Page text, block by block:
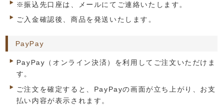
※振込先口座は、メールにてご連絡いたします。
ご入金確認後、商品を発送いたします。
PayPay
PayPay（オンライン決済）を利用してご注文いただけま
す。
ご注文を確定すると、PayPayの画面が立ち上がり、お支
払い内容が表示されます。